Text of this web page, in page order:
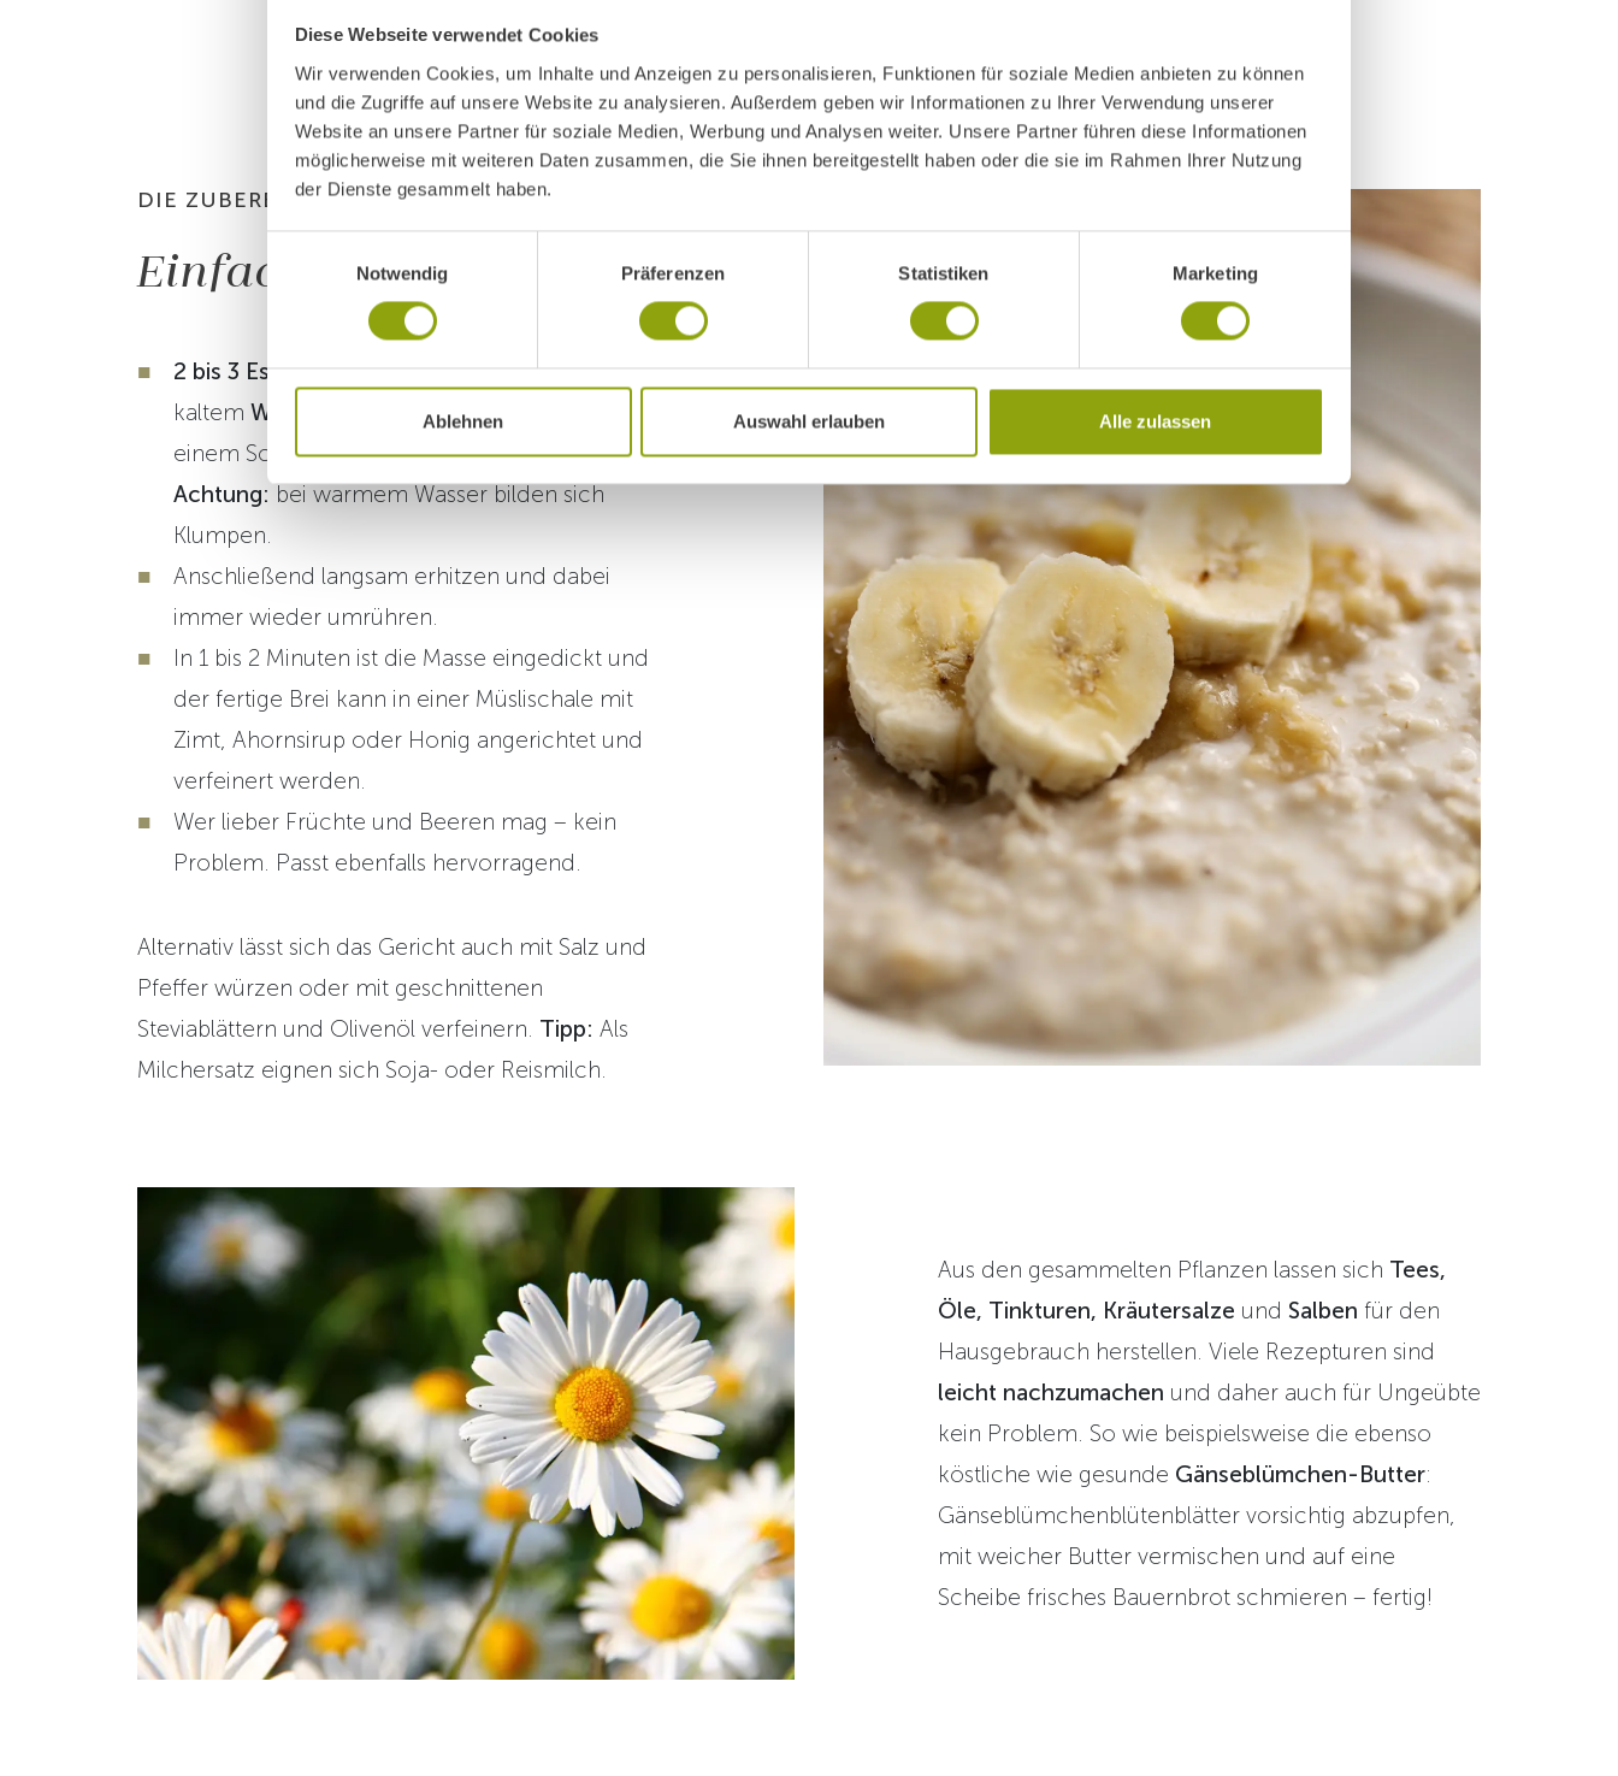
Diese Webseite verwendet Cookies
Wir verwenden Cookies, um Inhalte und Anzeigen zu personalisieren, Funktionen für soziale Medien anbieten zu können
und die Zugriffe auf unsere Website zu analysieren. Außerdem geben wir Informationen zu Ihrer Verwendung unserer
Website an unsere Partner für soziale Medien, Werbung und Analysen weiter. Unsere Partner führen diese Informationen
möglicherweise mit weiteren Daten zusammen, die Sie ihnen bereitgestellt haben oder die sie im Rahmen Ihrer Nutzung
der Dienste gesammelt haben.
Notwendig
Präferenzen Statistiken Marketing
Ablehnen Auswahl erlauben Alle zulassen
DIE ZUBEREITUNG
Einfach & unkompliziert
2 bis 3 Esslöffel gemahlenes Getreidemit
kaltem Wasser-Milch-Gemisch (200 ml)
einem Schneebesen in einem Topf verrühren.
Achtung: bei warmem Wasser bilden sich
Klumpen.
Anschließend langsam erhitzen und dabei
immer wieder umrühren.
In 1 bis 2 Minuten ist die Masse eingedickt und
der fertige Brei kann in einer Müslischale mit
Zimt, Ahornsirup oder Honig angerichtet und
verfeinert werden.
Wer lieber Früchte und Beeren mag – kein
Problem. Passt ebenfalls hervorragend.
Alternativ lässt sich das Gericht auch mit Salz und
Pfeffer würzen oder mit geschnittenen
Steviablättern und Olivenöl verfeinern. Tipp: Als
Milchersatz eignen sich Soja- oder Reismilch.
Aus den gesammelten Pflanzen lassen sich Tees,
Öle, Tinkturen, Kräutersalze und Salben für den
Hausgebrauch herstellen. Viele Rezepturen sind
leicht nachzumachen und daher auch für Ungeübte
kein Problem. So wie beispielsweise die ebenso
köstliche wie gesunde Gänseblümchen-Butter:
Gänseblümchenblütenblätter vorsichtig abzupfen,
mit weicher Butter vermischen und auf eine
Scheibe frisches Bauernbrot schmieren – fertig!